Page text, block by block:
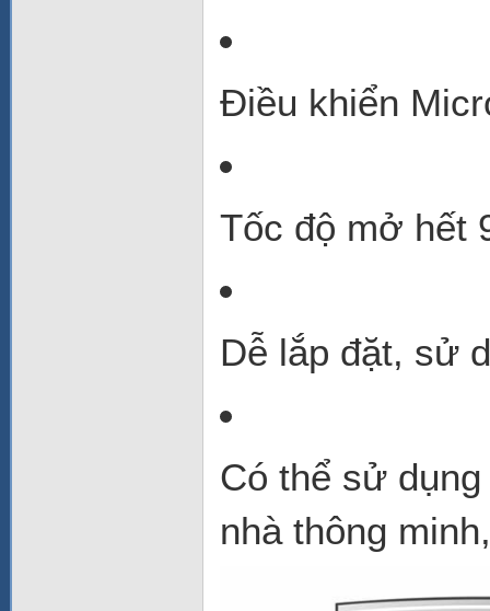
Điều khiển
Tốc độ mở hết
Dễ lắp đặt, sử
Có thể sử
nhà thông